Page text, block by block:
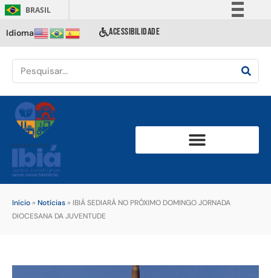
BRASIL
Comunica BR
Acesso à informação
Idioma ACESSIBILIDADE
Início » Notícias » IBIÁ SEDIARÁ NO PRÓXIMO DOMINGO JORNADA
DIOCESANA DA JUVENTUDE